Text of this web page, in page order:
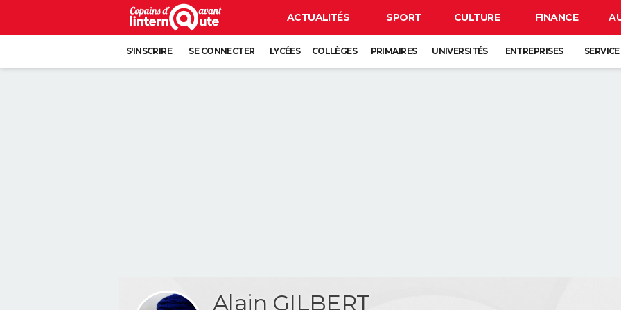
ACTUALITÉS SPORT CULTURE FINANCE
S'INSCRIRE SE CONNECTER LYCÉES COLLÈGES PRIMAIRES UNIVERSITÉS ENTREPRISES
Alain GILBERT